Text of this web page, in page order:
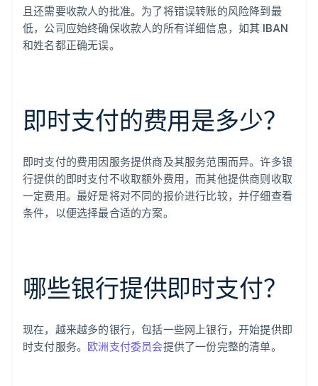
且还需要收款人的批准。为了将错误转账的风险降到最
低，公司应始终确保收款人的所有详细信息，如其 IBAN
和姓名都正确无误。
即时支付的费用是多少？
即时支付的费用因服务提供商及其服务范围而异。许多银
行提供的即时支付不收取额外费用，而其他提供商则收取
一定费用。最好是将对不同的报价进行比较，并仔细查看
条件，以便选择最合适的方案。
哪些银行提供即时支付？
现在，越来越多的银行，包括一些网上银行，开始提供即
时支付服务。 欧洲支付委员会提供了一份完整的清单。
阿联酋
English
爱尔兰
DeutschEnglish
澳大利亚
巴西
Português English